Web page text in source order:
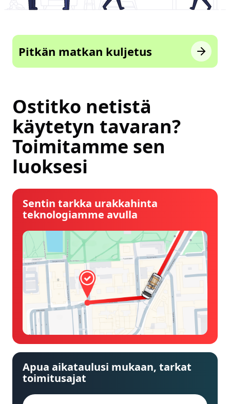
Pitkän matkan kuljetus
Ostitko netistä
käytetyn tavaran?
Toimitamme sen
luoksesi
Sentin tarkka urakkahinta
teknologiamme avulla
Apua aikataulusi mukaan, tarkat
toimitusajat